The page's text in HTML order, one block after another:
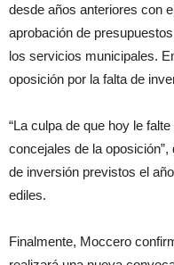
desde años anteriores con
aprobación de
los servicios municipales.
oposición por la falta de
“La culpa de que hoy le
concejales de la
de inversión previstos el
ediles.
Finalmente, Moccero